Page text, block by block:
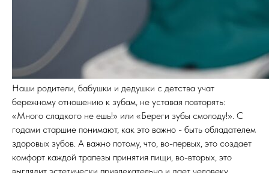
Наши родители, бабушки и дедушки с детства учат
бережному отношению к зубам, не уставая повторять:
«Много сладкого не ешь!» или «Береги зубы смолоду!». С
годами старшие понимают, как это важно - быть обладателем
здоровых зубов. А важно потому, что, во-первых, это создает
комфорт каждой трапезы принятия пищи, во-вторых, это